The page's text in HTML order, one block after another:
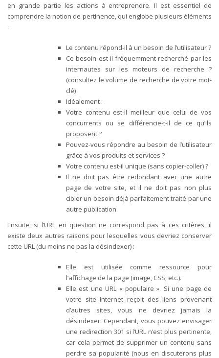
en grande partie les actions à entreprendre. Il est essentiel de
comprendre la notion de pertinence, qui englobe plusieurs éléments
:
Le contenu répond-il à un besoin de l’utilisateur ?
Ce besoin est-il fréquemment recherché par les
internautes sur les moteurs de recherche ?
(consultez le volume de recherche de votre mot-
clé)
Idéalement :
Votre contenu est-il meilleur que celui de vos
concurrents ou se différencie-t-il de ce qu’ils
proposent ?
Pouvez-vous répondre au besoin de l’utilisateur
grâce à vos produits et services ?
Votre contenu est-il unique (sans copier-coller) ?
Il ne doit pas être redondant avec une autre
page de votre site, et il ne doit pas non plus
cibler un besoin déjà parfaitement traité par une
autre publication.
Ensuite, si l’URL en question ne correspond pas à ces critères, il
existe deux autres raisons pour lesquelles vous devriez conserver
cette URL (du moins ne pas la désindexer) :
Elle est utilisée comme ressource pour
l’affichage de la page (image, CSS, etc.).
Elle est une URL « populaire ». Si une page de
votre site Internet reçoit des liens provenant
d’autres sites, vous ne devriez jamais la
désindexer. Cependant, vous pouvez envisager
une redirection 301 si l’URL n’est plus pertinente,
car cela permet de supprimer un contenu sans
perdre sa popularité (nous en discuterons plus